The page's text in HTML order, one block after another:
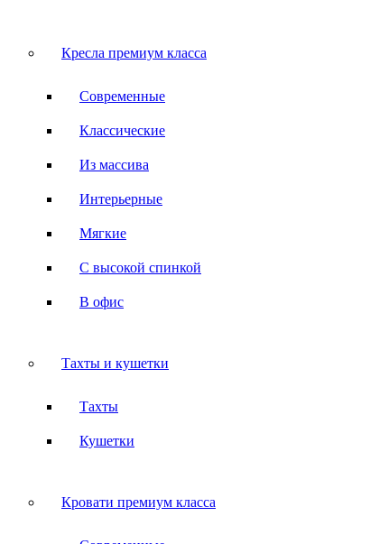
Кресла премиум класса
Современные
Классические
Из массива
Интерьерные
Мягкие
С высокой спинкой
В офис
Тахты и кушетки
Тахты
Кушетки
Кровати премиум класса